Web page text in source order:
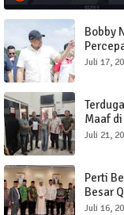
Bobby
Publik
Juli 17,
Maaf
Juli 21,
Perti
Besar
Juli 16,